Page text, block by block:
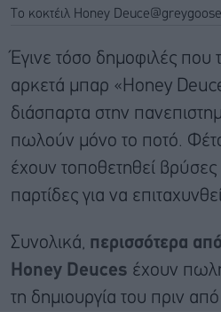
To κοκτέιλ Honey
Έγινε τόσο δημοφιλές που
αρκετά μπαρ «Honey
διάσπαρτα στην
πωλούν μόνο το ποτό.
έχουν τοποθετηθεί βρύσες
παρτίδες για να
Συνολικά, περισσότερα
Honey Deuces έχουν
τη δημιουργία του πριν